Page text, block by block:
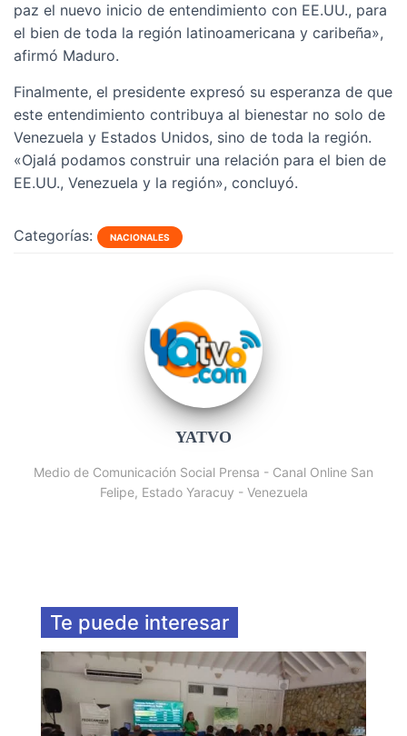
paz el nuevo inicio de entendimiento con EE.UU., para
el bien de toda la región latinoamericana y caribeña»,
afirmó Maduro.
Finalmente, el presidente expresó su esperanza de que
este entendimiento contribuya al bienestar no solo de
Venezuela y Estados Unidos, sino de toda la región.
«Ojalá podamos construir una relación para el bien de
EE.UU., Venezuela y la región», concluyó.
Categorías: NACIONALES
YATVO
Medio de Comunicación Social Prensa - Canal Online San
Felipe, Estado Yaracuy - Venezuela
Te puede interesar